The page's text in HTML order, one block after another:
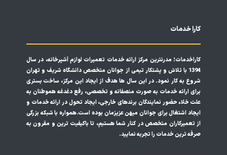
کارا خدمات
کاراخدمات؛ مدرنترین مرکز ارائه خدمات تعمیرات لوازم آشپرخانه، در سال
1394 با تلاش و پشتکار تیمی از جوانان متخصص دانشگاه شریف و تهران
شروع به کار نمود. در این سال ها هدف از ایجاد این مرکز، ساخت بستری
برای ارائه خدمات به صورت منصفانه و تخصصی، رفع دغدغه هموطنان به
علت خلاء حضور نمایندگان برندهای خارجی، ایجاد تحول در ارائه خدمات و
ایجاد اشتغال برای جوانان میهن عزیزمان بوده است.همواره با شبکه بزرگی
از تعمیرکاران متخصص در کنار شما هستیم، تا باکیفیت ترین و مقرون به
صرفه ترین خدمات را تجربه نمایید.